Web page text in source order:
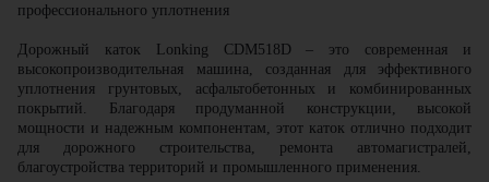
профессионального уплотнения
Дорожный каток Lonking CDM518D– это современная и
высокопроизводительная машина, созданная для эффективного
уплотнения грунтовых, асфальтобетонных и комбинированных
покрытий. Благодаря продуманной конструкции, высокой
мощности и надежным компонентам, этот каток отлично подходит
для дорожного строительства, ремонта автомагистралей,
благоустройства территорий и промышленного применения.